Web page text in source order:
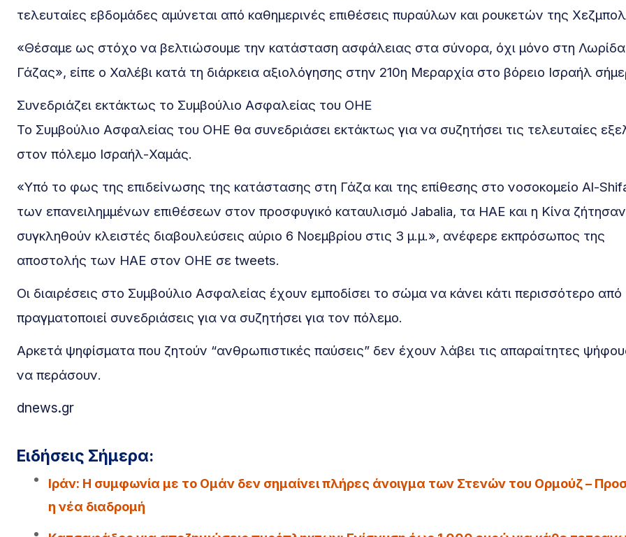
τελευταίες εβδομάδες αμύνεται από καθημερινές επιθέσεις πυραύλων και ρουκετών της
«Θέσαμε ως στόχο να βελτιώσουμε την κατάσταση ασφάλειας στα σύνορα, όχι μόνο στη
Γάζας», είπε ο Χαλέβι κατά τη διάρκεια αξιολόγησης στην 210η Μεραρχία στο βόρειο Ισραήλ
Συνεδριάζει εκτάκτως το Συμβούλιο Ασφαλείας του ΟΗΕ
Το Συμβούλιο Ασφαλείας του ΟΗΕ θα συνεδριάσει εκτάκτως για να συζητήσει τις τελευταίες
στον πόλεμο Ισραήλ-Χαμάς.
«Υπό το φως της επιδείνωσης της κατάστασης στη Γάζα και της επίθεσης στο νοσοκομείο Al-
των επανειλημμένων επιθέσεων στον προσφυγικό καταυλισμό Jabalia, τα ΗΑΕ και η Κίνα
συγκληθούν κλειστές διαβουλεύσεις αύριο 6 Νοεμβρίου στις 3 μ.μ.», ανέφερε εκπρόσωπος της
αποστολής των ΗΑΕ στον ΟΗΕ σε tweets.
Οι διαιρέσεις στο Συμβούλιο Ασφαλείας έχουν εμποδίσει το σώμα να κάνει κάτι περισσότερο
πραγματοποιεί συνεδριάσεις για να συζητήσει για τον πόλεμο.
Αρκετά ψηφίσματα που ζητούν “ανθρωπιστικές παύσεις” δεν έχουν λάβει τις απαραίτητες
να περάσουν.
dnews.gr
Ειδήσεις Σήμερα:
Iράν: Η συμφωνία με το Ομάν δεν σημαίνει πλήρες άνοιγμα των Στενών του Ορμούζ –
η νέα διαδρομή